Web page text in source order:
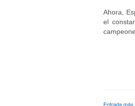
Ahora,
el
Entrada